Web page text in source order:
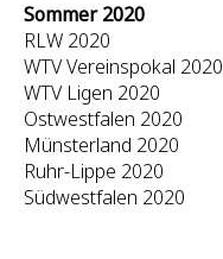
Sommer 2020
RLW 2020
WTV Vereinspokal 2020
WTV Ligen 2020
Ostwestfalen 2020
Münsterland 2020
Ruhr-Lippe 2020
Südwestfalen 2020